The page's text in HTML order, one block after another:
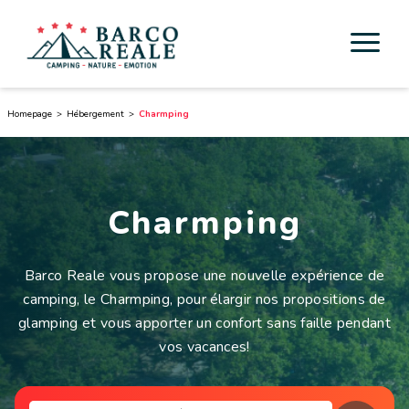
Services
Activités
Esperienze
Cicloturismo
Autours
Découverte de la Toscane
Homepage Hébergement Charmping
Charmping
Barco Reale vous propose une nouvelle expérience de
camping, le Charmping, pour élargir nos propositions de
glamping et vous apporter un confort sans faille pendant
vos vacances!